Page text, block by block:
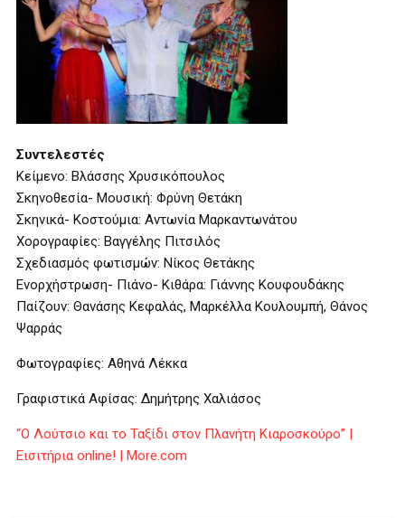
Συντελεστές
Κείμενο: Βλάσσης Χρυσικόπουλος
Σκηνοθεσία- Μουσική: Φρύνη Θετάκη
Σκηνικά- Κοστούμια: Αντωνία Μαρκαντωνάτου
Χορογραφίες: Βαγγέλης Πιτσιλός
Σχεδιασμός φωτισμών: Νίκος Θετάκης
Ενορχήστρωση- Πιάνο- Κιθάρα: Γιάννης Κουφουδάκης
Παίζουν: Θανάσης Κεφαλάς, Μαρκέλλα Κουλουμπή, Θάνος
Ψαρράς
Φωτογραφίες: Αθηνά Λέκκα
Γραφιστικά Αφίσας: Δημήτρης Χαλιάσος
“O Λούτσιο και το Ταξίδι στον Πλανήτη Κιαροσκούρο” |
Εισιτήρια online! | More.com